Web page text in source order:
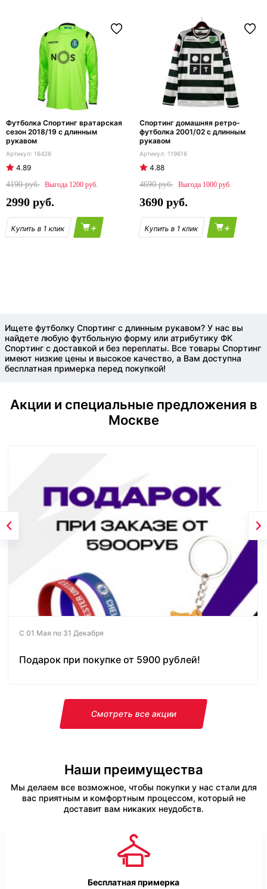
Футболка Спортинг вратарская
сезон 2018/19 с длинным
рукавом
16426
4.89
4190
1200
2990
+
Спортинг домашняя ретро-
футболка 2001/02 с длинным
рукавом
119616
4.88
4690
1000
3690
+
Ищете футболку Спортинг с длинным рукавом? У нас вы
найдете любую футбольную форму или атрибутику ФК
Спортинг с доставкой и без переплаты. Все товары Спортинг
имеют низкие цены и высокое качество, а Вам доступна
бесплатная примерка перед покупкой!
Акции и специальные предложения в
Москве
С 01 Мая по 31 Декабря
Подарок при покупке от 5900 рублей!
Смотреть все акции
Наши преимущества
Мы делаем все возможное, чтобы покупки у нас стали для
вас приятным и комфортным процессом, который не
доставит вам никаких неудобств.
Бесплатная примерка